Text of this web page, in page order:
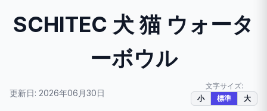
SCHITEC 犬 猫 ウォータ
ーボウル
更新日: 2026年06月30日
文字サイズ:
小 標準 大